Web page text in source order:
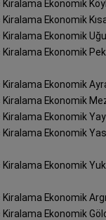
Kiralama Ekonomik
Ekonomik
Kiralama Ekonomik
Kiralama Ekonomik
Kiralama Ekonomik
Kiralama Ekonomik
Kiralama Ekonomik
Kiralama Ekonomik
Kiralama Ekonomik
Ekonomik
Kiralama Ekonomik